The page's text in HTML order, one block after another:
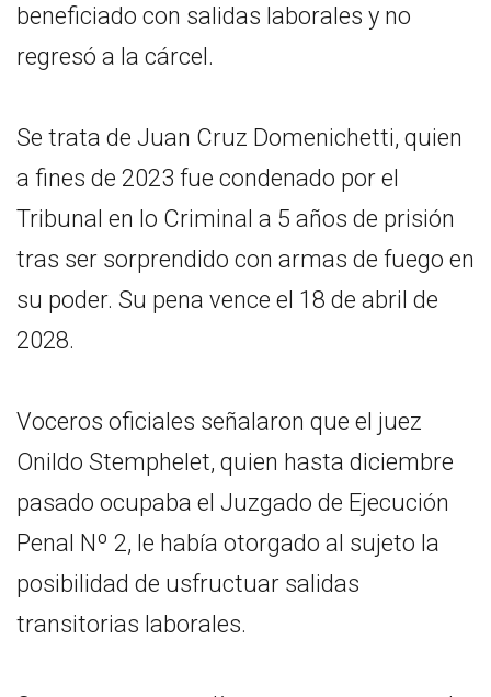
beneficiado con salidas laborales y no
regresó a la cárcel.
Se trata de Juan Cruz Domenichetti, quien
a fines de 2023 fue condenado por el
Tribunal en lo Criminal a 5 años de prisión
tras ser sorprendido con armas de fuego en
su poder. Su pena vence el 18 de abril de
2028.
Voceros oficiales señalaron que el juez
Onildo Stemphelet, quien hasta diciembre
pasado ocupaba el Juzgado de Ejecución
Penal Nº 2, le había otorgado al sujeto la
posibilidad de usfructuar salidas
transitorias laborales.